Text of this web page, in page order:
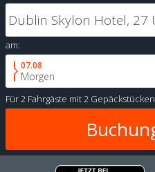
am:
07.08
Morgen
Für2 Fahrgäste mit2 Gepäckstücken